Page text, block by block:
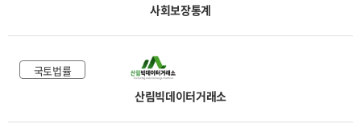
사회보장통계
국토법률
산림빅데이터거래소